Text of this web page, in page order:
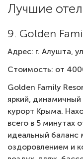
Лучшие
9. Golden
Адрес: г. Алушта,
Стоимость: от
Golden Family
яркий,
курорт Крыма.
всего в 5 минутах
идеальный
оздоровлением и